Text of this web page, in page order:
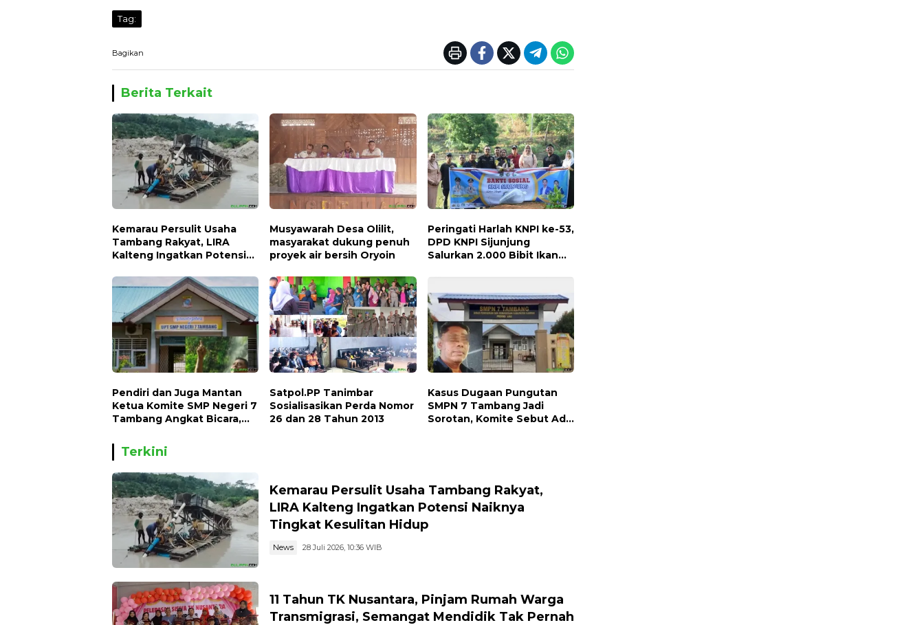
Tag:
Bagikan
Berita Terkait
Kemarau Persulit Usaha
Tambang Rakyat, LIRA
Kalteng Ingatkan Potensi
Hidup
Musyawarah Desa Olilit,
masyarakat dukung penuh
proyek air bersih Oryoin
Peringati Harlah KNPI ke-53,
DPD KNPI Sijunjung
Salurkan 2.000 Bibit Ikan
Pendiri dan Juga Mantan
Ketua Komite SMP Negeri 7
Tambang Angkat Bicara,
Satpol.PP Tanimbar
Sosialisasikan Perda Nomor
26 dan 28 Tahun 2013
Kasus Dugaan Pungutan
SMPN 7 Tambang Jadi
Sorotan, Komite Sebut Ada
Terkini
Kemarau Persulit Usaha Tambang Rakyat,
LIRA Kalteng Ingatkan Potensi Naiknya
Tingkat Kesulitan Hidup
News 28 Juli 2026, 10:36 WIB
11 Tahun TK Nusantara, Pinjam Rumah Warga
Transmigrasi, Semangat Mendidik Tak Pernah